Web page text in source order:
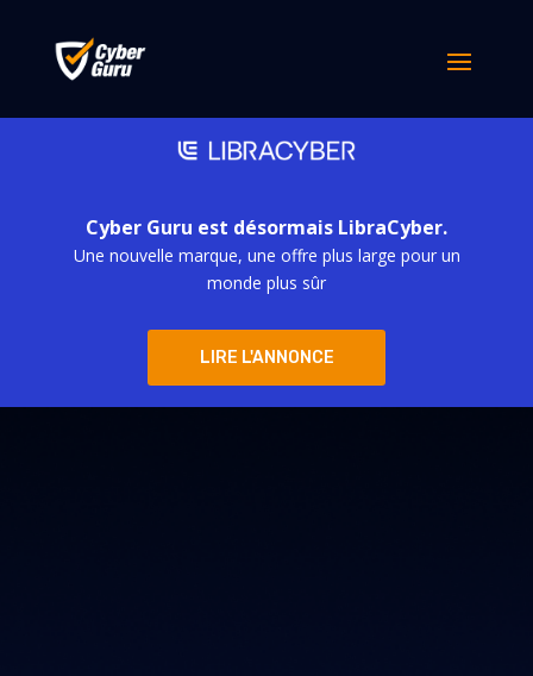
Cyber Guru est désormais LibraCyber.
Une nouvelle marque, une offre plus large pour un
monde plus sûr
LIRE L'ANNONCE